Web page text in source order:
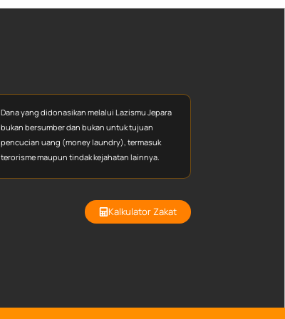
Dana yang didonasikan melalui Lazismu Jepara
bukan bersumber dan bukan untuk tujuan
pencucian uang (money laundry), termasuk
terorisme maupun tindak kejahatan lainnya.
Kalkulator Zakat